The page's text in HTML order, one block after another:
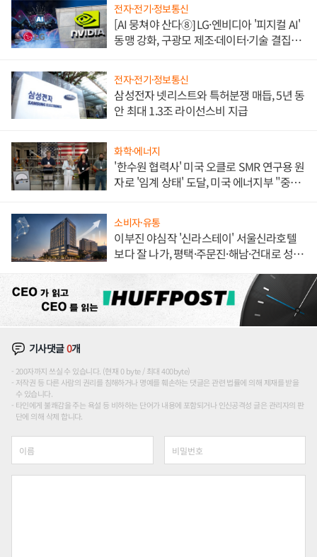
전자·전기·정보통신
[AI 뭉쳐야 산다⑧] LG·엔비디아 '피지컬 AI'
동맹 강화, 구광모 제조·데이터·기술 결집
전자·전기·정보통신
삼성전자 넷리스트와 특허분쟁 매듭, 5년 동
안 최대 1.3조 라이선스비 지급
화학·에너지
'한수원 협력사' 미국 오클로 SMR 연구용 원
자로 '임계 상태' 도달, 미국 에너지부 "중요
소비자·유통
이부진 야심작 '신라스테이' 서울신라호텔
보다 잘 나가, 평택·주문진·해남·건대로 성
기사댓글0개
200자까지 쓰실 수 있습니다. (현재 0 byte / 최대 400byte)
저작권 등 다른 사람의 권리를 침해하거나 명예를 훼손하는 댓글은 관련 법률에 의해 제재를 받을
수 있습니다.
타인에게 불쾌감을 주는 욕설 등 비하하는 단어가 내용에 포함되거나 인신공격성 글은 관리자의 판
단에 의해 삭제 합니다.